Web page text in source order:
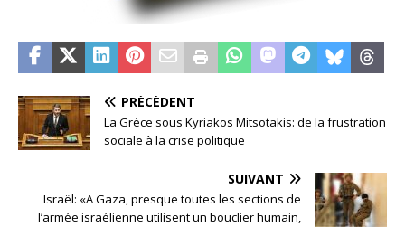
PRÉCÉDENT
La Grèce sous Kyriakos Mitsotakis: de la frustration
sociale à la crise politique
SUIVANT
Israël: «A Gaza, presque toutes les sections de
l’armée israélienne utilisent un bouclier humain,